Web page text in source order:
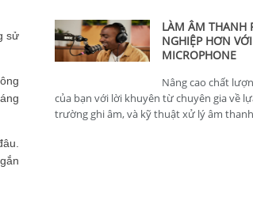
sử
LÀM ÂM THANH
NGHIỆP HƠN
MICROPHONE
Nâng cao chất
của bạn với lời khuyên từ chuyên gia về
trường ghi âm, và kỹ thuật xử lý âm